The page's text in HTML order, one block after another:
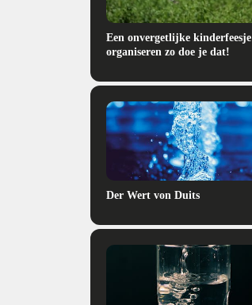
Een onvergetlijke kinderfeesje
organiseren zo doe je dat!
Der Wert von Duits